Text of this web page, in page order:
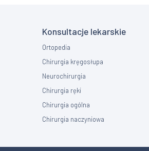
Konsultacje lekarskie
Ortopedia
Chirurgia kręgosłupa
Neurochirurgia
Chirurgia ręki
Chirurgia ogólna
Chirurgia naczyniowa